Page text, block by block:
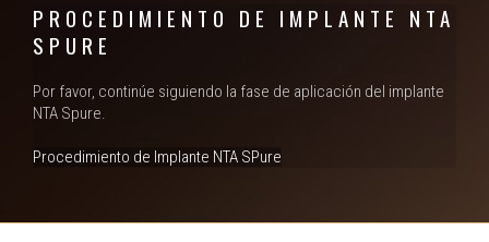
PROCEDIMIENTO DE IMPLANTE NTA
SPURE
Por favor, continúe siguiendo la fase de aplicación del implante
NTA Spure.
Procedimiento de Implante NTA SPure